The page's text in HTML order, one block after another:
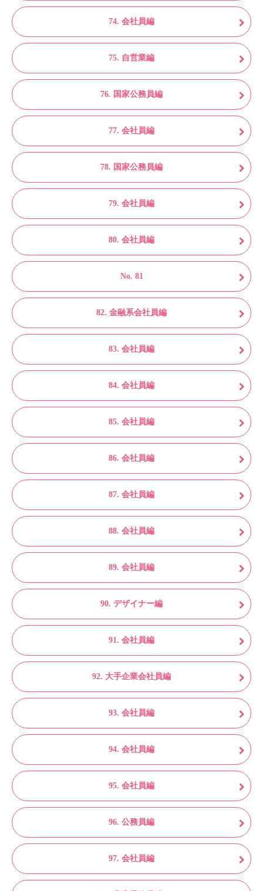
74. 会社員編
75. 自営業編
76. 国家公務員編
77. 会社員編
78. 国家公務員編
79. 会社員編
80. 会社員編
No. 81
82. 金融系会社員編
83. 会社員編
84. 会社員編
85. 会社員編
86. 会社員編
87. 会社員編
88. 会社員編
89. 会社員編
90. デザイナー編
91. 会社員編
92. 大手企業会社員編
93. 会社員編
94. 会社員編
95. 会社員編
96. 公務員編
97. 会社員編